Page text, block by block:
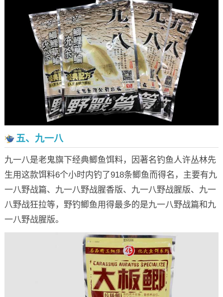
五、九一八
九一八是老鬼旗下经典鲫鱼饵料，因著名钓鱼人许丛林先
生用这款饵料6个小时内钓了918条鲫鱼而得名，主要有九
一八野战篇、九一八野战腥香版、九一八野战腥版、九一
八野战狂拉等，野钓鲫鱼用得最多的是九一八野战篇和九
一八野战腥版。